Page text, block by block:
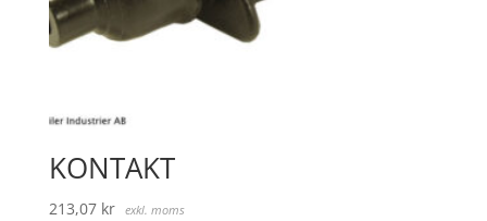
KONTAKT
213,07 kr exkl. moms